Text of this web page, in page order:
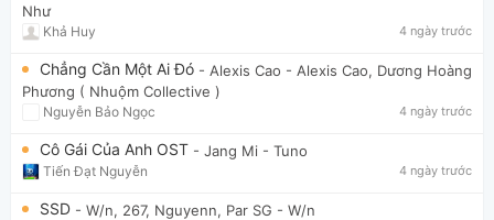
Như
Khả Huy 4 ngày trước
Chẳng Cần Một Ai Đó - Alexis Cao - Alexis Cao, Dương Hoàng
Phương ( Nhuộm Collective )
Nguyễn Bảo Ngọc 4 ngày trước
Cô Gái Của Anh OST - Jang Mi - Tuno
Tiến Đạt Nguyễn 4 ngày trước
SSD - W/n, 267, Nguyenn, Par SG - W/n